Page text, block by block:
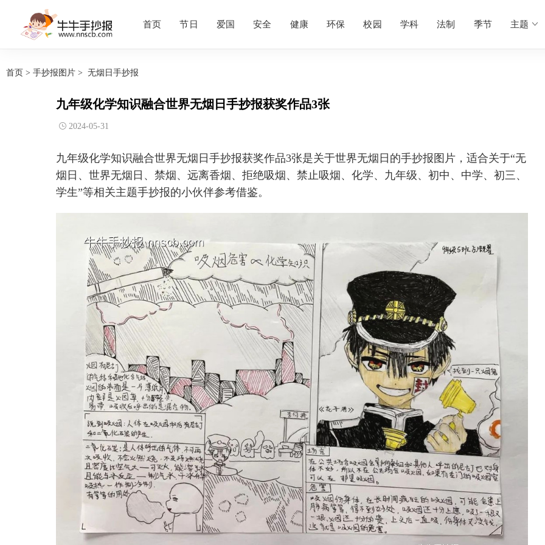
首页 节日 爱国 安全 健康 环保 校园 学科 法制 季节 主题
首页 > 手抄报图片 > 无烟日手抄报
九年级化学知识融合世界无烟日手抄报获奖作品3张
2024-05-31
九年级化学知识融合世界无烟日手抄报获奖作品3张是关于世界无烟日的手抄报图片，适合关于“无
烟日、世界无烟日、禁烟、远离香烟、拒绝吸烟、禁止吸烟、化学、九年级、初中、中学、初三、
学生”等相关主题手抄报的小伙伴参考借鉴。